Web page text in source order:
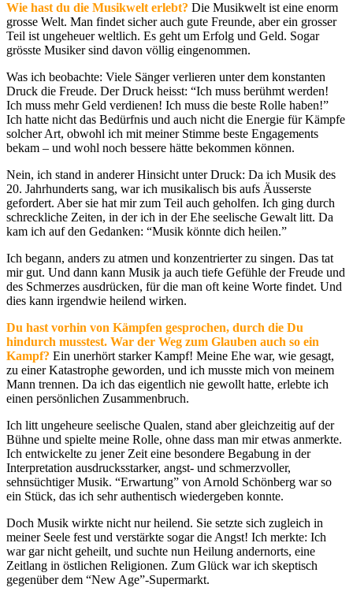
Wie hast du die Musikwelt erlebt? Die Musikwelt ist eine enorm
grosse Welt. Man findet sicher auch gute Freunde, aber ein grosser
Teil ist ungeheuer weltlich. Es geht um Erfolg und Geld. Sogar
grösste Musiker sind davon völlig eingenommen.
Was ich beobachte: Viele Sänger verlieren unter dem konstanten
Druck die Freude. Der Druck heisst: “Ich muss berühmt werden!
Ich muss mehr Geld verdienen! Ich muss die beste Rolle haben!”
Ich hatte nicht das Bedürfnis und auch nicht die Energie für Kämpfe
solcher Art, obwohl ich mit meiner Stimme beste Engagements
bekam – und wohl noch bessere hätte bekommen können.
Nein, ich stand in anderer Hinsicht unter Druck: Da ich Musik des
20. Jahrhunderts sang, war ich musikalisch bis aufs Äusserste
gefordert. Aber sie hat mir zum Teil auch geholfen. Ich ging durch
schreckliche Zeiten, in der ich in der Ehe seelische Gewalt litt. Da
kam ich auf den Gedanken: “Musik könnte dich heilen.”
Ich begann, anders zu atmen und konzentrierter zu singen. Das tat
mir gut. Und dann kann Musik ja auch tiefe Gefühle der Freude und
des Schmerzes ausdrücken, für die man oft keine Worte findet. Und
dies kann irgendwie heilend wirken.
Du hast vorhin von Kämpfen gesprochen, durch die Du
hindurch musstest. War der Weg zum Glauben auch so ein
Kampf? Ein unerhört starker Kampf! Meine Ehe war, wie gesagt,
zu einer Katastrophe geworden, und ich musste mich von meinem
Mann trennen. Da ich das eigentlich nie gewollt hatte, erlebte ich
einen persönlichen Zusammenbruch.
Ich litt ungeheure seelische Qualen, stand aber gleichzeitig auf der
Bühne und spielte meine Rolle, ohne dass man mir etwas anmerkte.
Ich entwickelte zu jener Zeit eine besondere Begabung in der
Interpretation ausdrucksstarker, angst- und schmerzvoller,
sehnsüchtiger Musik. “Erwartung” von Arnold Schönberg war so
ein Stück, das ich sehr authentisch wiedergeben konnte.
Doch Musik wirkte nicht nur heilend. Sie setzte sich zugleich in
meiner Seele fest und verstärkte sogar die Angst! Ich merkte: Ich
war gar nicht geheilt, und suchte nun Heilung andernorts, eine
Zeitlang in östlichen Religionen. Zum Glück war ich skeptisch
gegenüber dem “New Age”-Supermarkt.